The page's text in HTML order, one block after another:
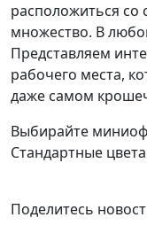
расположиться со
множество. В
Представляем
рабочего места,
даже самом
Выбирайте
Стандартные
Поделитесь